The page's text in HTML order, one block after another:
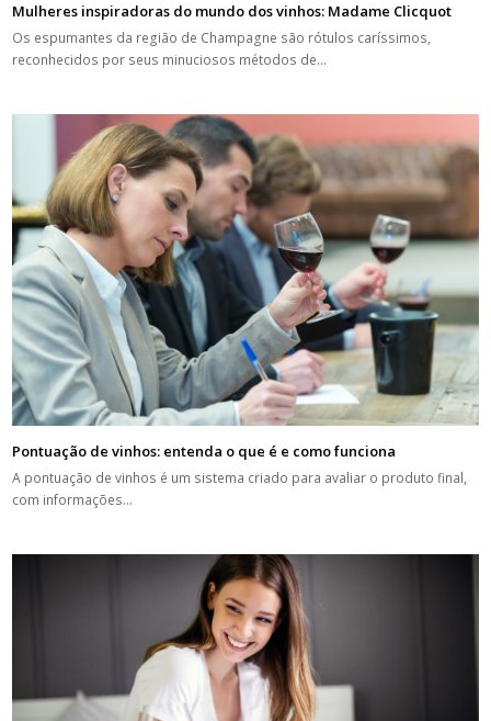
Mulheres inspiradoras do mundo dos vinhos: Madame Clicquot
Os espumantes da região de Champagne são rótulos caríssimos,
reconhecidos por seus minuciosos métodos de…
Pontuação de vinhos: entenda o que é e como funciona
A pontuação de vinhos é um sistema criado para avaliar o produto final,
com informações…